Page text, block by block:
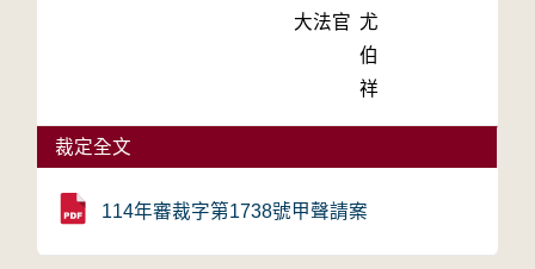
大法官 尤
伯
祥
裁定全文
114年審裁字第1738號甲聲請案